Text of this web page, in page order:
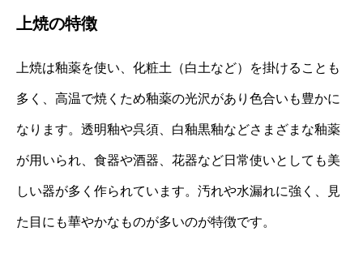
上焼の特徴
上焼は釉薬を使い、化粧土（白土など）を掛けることも
多く、高温で焼くため釉薬の光沢があり色合いも豊かに
なります。透明釉や呉須、白釉黒釉などさまざまな釉薬
が用いられ、食器や酒器、花器など日常使いとしても美
しい器が多く作られています。汚れや水漏れに強く、見
た目にも華やかなものが多いのが特徴です。